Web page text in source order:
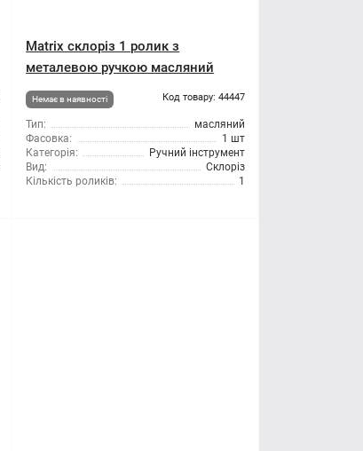
Matrix склоріз 1 ролик з
металевою ручкою масляний
Немає в наявності Код товару: 44447
Тип:
масляний
Фасовка:
1 шт
Категорія:
Ручний інструмент
Вид:
Склоріз
Кількість роликів:
1